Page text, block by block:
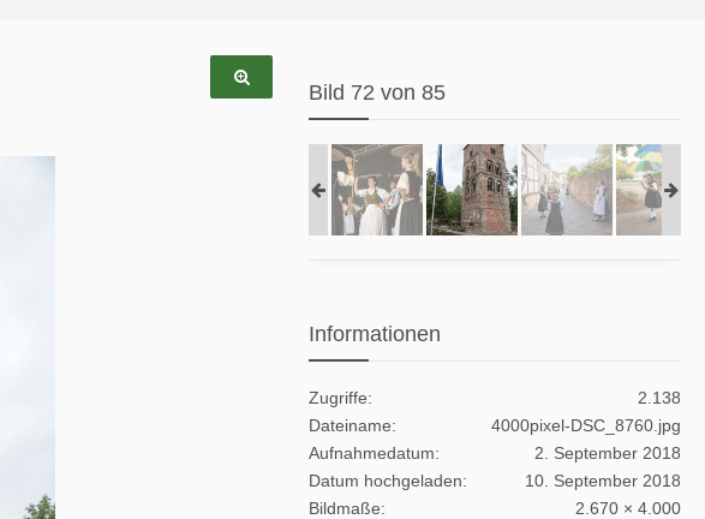
Bild 72 von 85
Informationen
Zugriffe
2.138
Dateiname
4000pixel-DSC_8760.jpg
Aufnahmedatum
2. September 2018
Datum hochgeladen
10. September 2018
Bildmaße
2.670 × 4.000